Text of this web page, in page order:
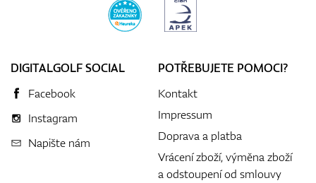
DIGITALGOLF SOCIAL
Facebook
Instagram
Napište nám
POTŘEBUJETE POMOCI?
Kontakt
Impressum
Doprava a platba
Vrácení zboží, výměna zboží
a odstoupení od smlouvy